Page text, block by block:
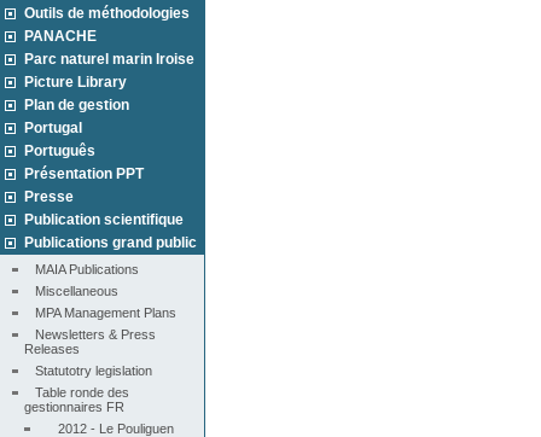
Outils de méthodologies
PANACHE
Parc naturel marin Iroise
Picture Library
Plan de gestion
Portugal
Português
Présentation PPT
Presse
Publication scientifique
Publications grand public
MAIA Publications
Miscellaneous
MPA Management Plans
Newsletters & Press
Releases
Statutotry legislation
Table ronde des
gestionnaires FR
2012 - Le Pouliguen